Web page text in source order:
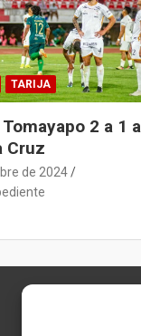
TARIJA
2 a 1 a
Cruz
de 2024